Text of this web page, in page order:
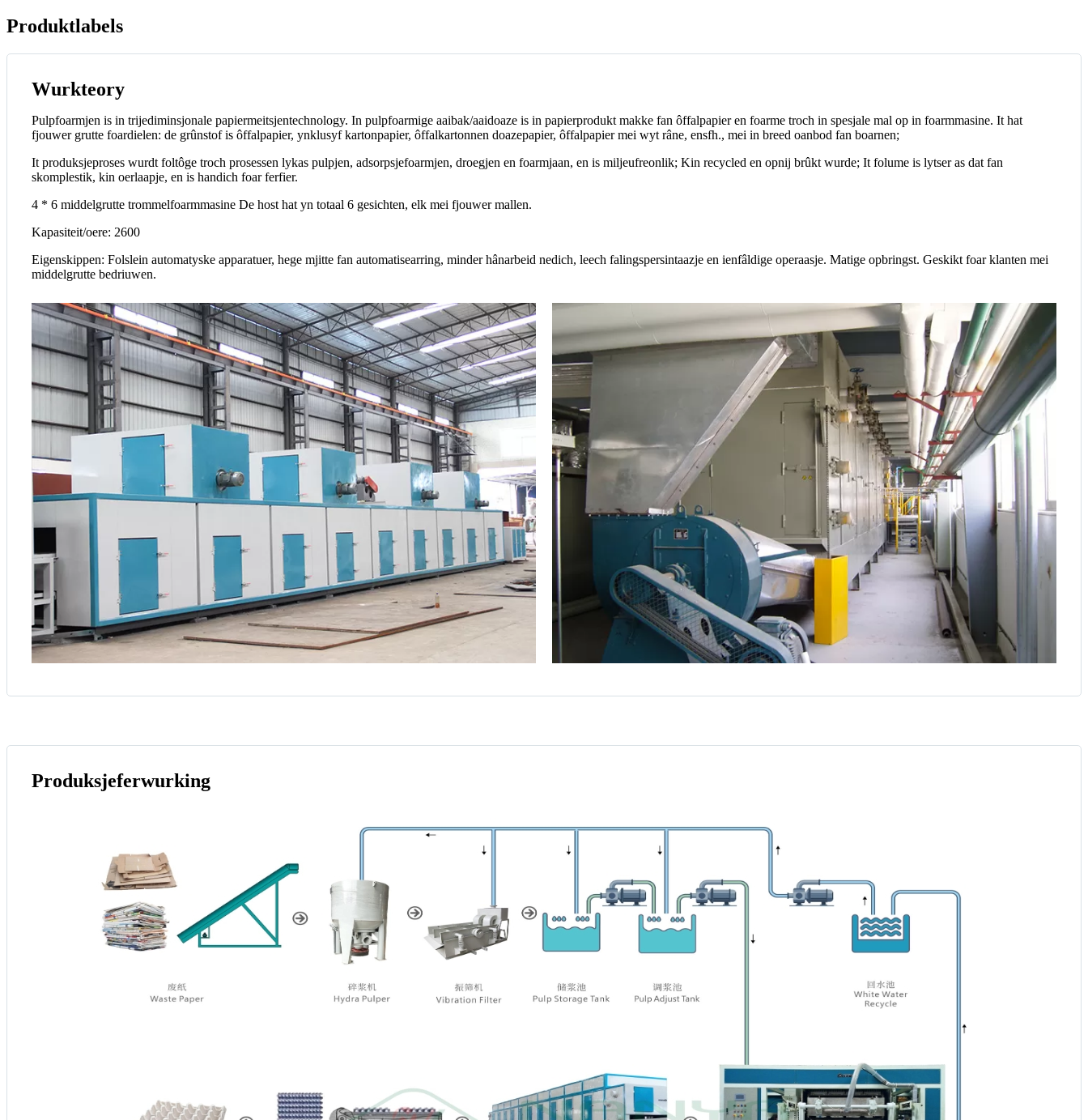
Produktlabels
Wurkteory
Pulpfoarmjen is in trijediminsjonale papiermeitsjentechnology. In pulpfoarmige aaibak/aaidoaze is in papierprodukt makke fan ôffalpapier en foarme troch in spesjale mal op in foarmmasine. It hat
fjouwer grutte foardielen: de grûnstof is ôffalpapier, ynklusyf kartonpapier, ôffalkartonnen doazepapier, ôffalpapier mei wyt râne, ensfh., mei in breed oanbod fan boarnen;
It produksjeproses wurdt foltôge troch prosessen lykas pulpjen, adsorpsjefoarmjen, droegjen en foarmjaan, en is miljeufreonlik; Kin recycled en opnij brûkt wurde; It folume is lytser as dat fan
skomplestik, kin oerlaapje, en is handich foar ferfier.
4 * 6 middelgrutte trommelfoarmmasine De host hat yn totaal 6 gesichten, elk mei fjouwer mallen.
Kapasiteit/oere: 2600
Eigenskippen: Folslein automatyske apparatuer, hege mjitte fan automatisearring, minder hânarbeid nedich, leech falingspersintaazje en ienfâldige operaasje. Matige opbringst. Geskikt foar klanten mei
middelgrutte bedriuwen.
Produksjeferwurking